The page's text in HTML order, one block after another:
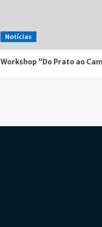
Notícias
Workshop “Do Prato ao